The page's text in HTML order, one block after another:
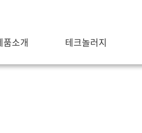
품소개 테크놀러지